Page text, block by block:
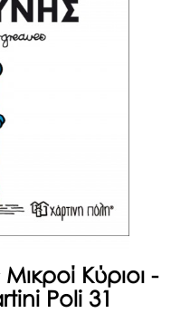
Κύριοι -
Poli 31